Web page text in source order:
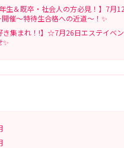
年生＆既卒・社会人の方必見！】7月
催～特待生合格への近道～！✨
き集まれ！!】☆7月26日エステイベ